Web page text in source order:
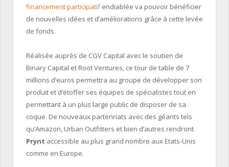
financement participatifendiablée va pouvoir bénéficier
de nouvelles idées et d’améliorations grâce à cette levée
de fonds.
Réalisée auprès de CGV Capital avec le soutien de
Binary Capital et Root Ventures, ce tour de table de 7
millions d’euros permettra au groupe de développer son
produit et d’étoffer ses équipes de spécialistes tout en
permettant à un plus large public de disposer de sa
coque. De nouveaux partenriats avec des géants tels
qu’Amazon, Urban Outfitters et bien d’autres rendront
Prynt accessible au plus grand nombre aux Etats-Unis
comme en Europe.